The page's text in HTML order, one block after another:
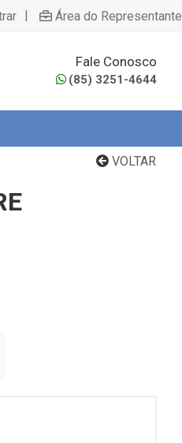
| Área do Representante
Fale Conosco
(85) 3251-4644
VOLTAR